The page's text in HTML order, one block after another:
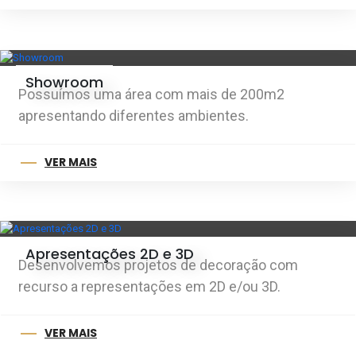
Showroom
Possuímos uma área com mais de 200m2
apresentando diferentes ambientes.
VER MAIS
Apresentações 2D e 3D
Desenvolvemos projetos de decoração com
recurso a representações em 2D e/ou 3D.
VER MAIS